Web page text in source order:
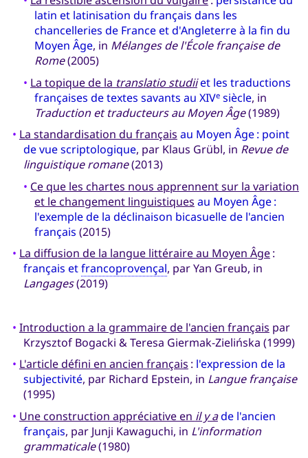
latin et latinisation du français dans les
chancelleries de France et d'Angleterre à la fin du
Moyen Âge, in Mélanges de l'École française de
Rome(2005)
• La topique de la translatio studiiet les traductions
françaises de textes savants au XIVesiècle, in
Traduction et traducteurs au Moyen Âge(1989)
• La standardisation du français au Moyen Âge : point
de vue scriptologique, par Klaus Grübl, in Revue de
linguistique romane(2013)
• Ce que les chartes nous apprennent sur la variation
et le changement linguistiques au Moyen Âge :
l'exemple de la déclinaison bicasuelle de l'ancien
français (2015)
• La diffusion de la langue littéraire au Moyen Âge:
français etfrancoprovençal, par Yan Greub, in
Langages(2019)
• Introduction a la grammaire de l'ancien français par
Krzysztof Bogacki & Teresa Giermak-Zielińska (1999)
• L'article défini en ancien français : l'expression de la
subjectivité, par Richard Epstein, in Langue française
(1995)
• Une construction appréciative en il y ade l'ancien
français, par Junji Kawaguchi, in L'information
grammaticale(1980)